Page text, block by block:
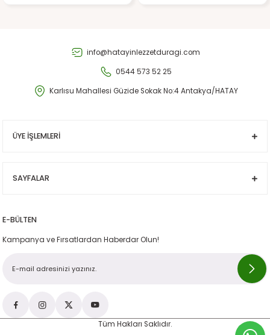
info@hatayinlezzetduragi.com
0544 573 52 25
Karlısu Mahallesi Güzide Sokak No:4 Antakya/HATAY
ÜYE İŞLEMLERİ
SAYFALAR
E-BÜLTEN
Kampanya ve Fırsatlardan Haberdar Olun!
Tüm Hakları Saklıdır.